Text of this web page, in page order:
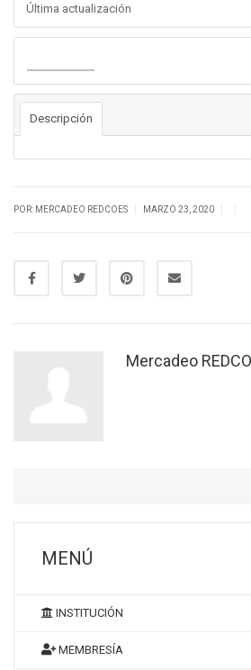
Última actualización
Descripción
POR: MERCADEO REDCOES MARZO 23, 2020
Mercadeo
MENÚ
INSTITUCIÓN
MEMBRESÍA